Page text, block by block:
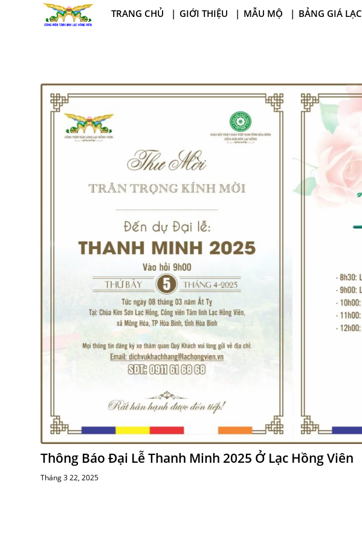
TRANG CHỦ GIỚI THIỆU MẪU MỘ BẢNG GIÁ
Thông Báo Đại Lễ Thanh Minh 2025 Ở Lạc Hồng Viên
Tháng 3 22, 2025